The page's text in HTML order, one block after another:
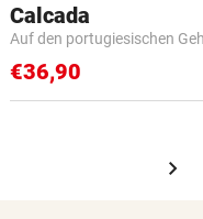
Calcada
Auf den portugiesischen
€36,90
chevron_right